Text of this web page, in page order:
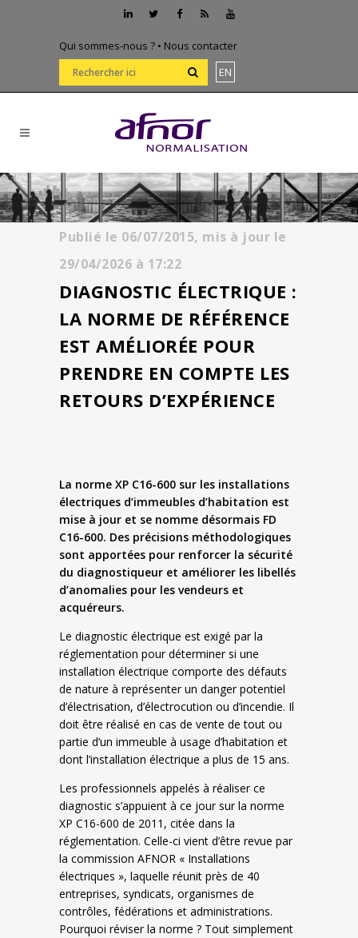
Qui sommes-nous ? • Nous contacter
EN
Publié le 06/07/2015, mis à jour le
29/04/2026 à 17:22
DIAGNOSTIC ÉLECTRIQUE :
LA NORME DE RÉFÉRENCE
EST AMÉLIORÉE POUR
PRENDRE EN COMPTE LES
RETOURS D’EXPÉRIENCE
La norme XP C16-600 sur les installations
électriques d’immeubles d’habitation est
mise à jour et se nomme désormais FD
C16-600. Des précisions méthodologiques
sont apportées pour renforcer la sécurité
du diagnostiqueur et améliorer les libellés
d’anomalies pour les vendeurs et
acquéreurs.
Le diagnostic électrique est exigé par la
réglementation pour déterminer si une
installation électrique comporte des défauts
de nature à représenter un danger potentiel
d’électrisation, d’électrocution ou d’incendie. Il
doit être réalisé en cas de vente de tout ou
partie d’un immeuble à usage d’habitation et
dont l’installation électrique a plus de 15 ans.
Les professionnels appelés à réaliser ce
diagnostic s’appuient à ce jour sur la norme
XP C16-600 de 2011, citée dans la
réglementation. Celle-ci vient d’être revue par
la commission AFNOR « Installations
électriques », laquelle réunit près de 40
entreprises, syndicats, organismes de
contrôles, fédérations et administrations.
Pourquoi réviser la norme ? Tout simplement